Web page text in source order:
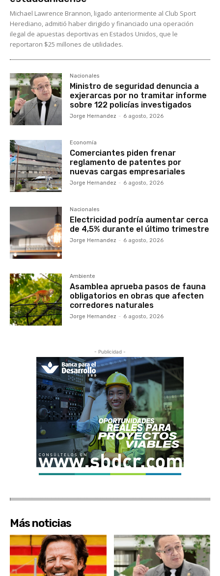
Michael Lawrence Brannon, ligado anteriormente al Club Sport
Herediano, admitió haber dirigido y financiado una operación
ilegal de apuestas deportivas en Estados Unidos, que le
reportaron $25 millones de utilidades.
Nacionales
Ministro de seguridad denuncia a
exjerarcas por no tramitar informe
sobre 122 policías investigados
Jorge Hernandez - 6 agosto, 2026
Economía
Comerciantes piden frenar
reglamento de patentes por
nuevas cargas empresariales
Jorge Hernandez - 6 agosto, 2026
Nacionales
Electricidad podría aumentar cerca
de 4,5% durante el último trimestre
Jorge Hernandez - 6 agosto, 2026
Ambiente
Asamblea aprueba pasos de fauna
obligatorios en obras que afecten
corredores naturales
Jorge Hernandez - 6 agosto, 2026
- Publicidad -
Más noticias